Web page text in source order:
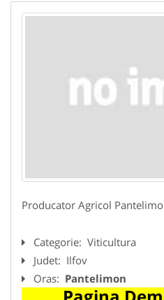
Producator Agricol
Categorie: Viticultura
Judet: Ilfov
Oras: Pantelimon